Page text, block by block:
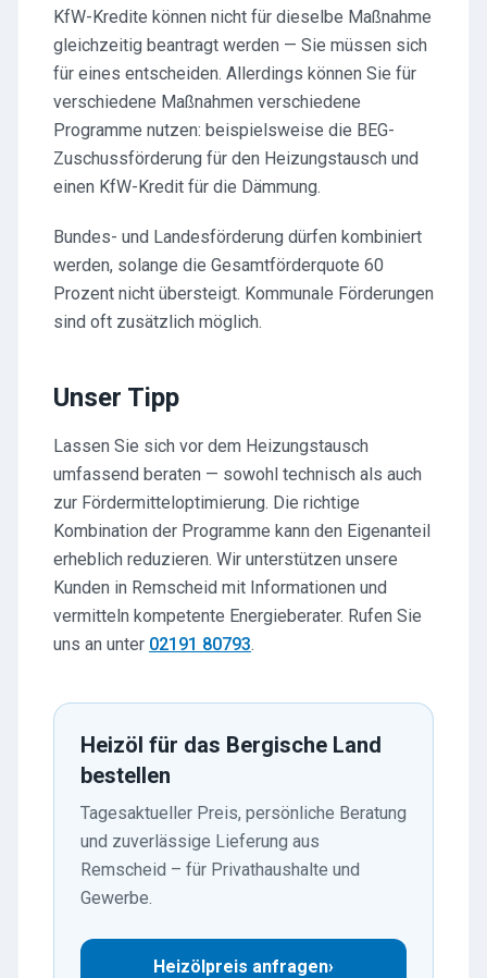
KfW-Kredite können nicht für dieselbe Maßnahme
gleichzeitig beantragt werden — Sie müssen sich
für eines entscheiden. Allerdings können Sie für
verschiedene Maßnahmen verschiedene
Programme nutzen: beispielsweise die BEG-
Zuschussförderung für den Heizungstausch und
einen KfW-Kredit für die Dämmung.
Bundes- und Landesförderung dürfen kombiniert
werden, solange die Gesamtförderquote 60
Prozent nicht übersteigt. Kommunale Förderungen
sind oft zusätzlich möglich.
Unser Tipp
Lassen Sie sich vor dem Heizungstausch
umfassend beraten — sowohl technisch als auch
zur Fördermitteloptimierung. Die richtige
Kombination der Programme kann den Eigenanteil
erheblich reduzieren. Wir unterstützen unsere
Kunden in Remscheid mit Informationen und
vermitteln kompetente Energieberater. Rufen Sie
uns an unter 02191 80793.
Heizöl für das Bergische Land
bestellen
Tagesaktueller Preis, persönliche Beratung
und zuverlässige Lieferung aus
Remscheid – für Privathaushalte und
Gewerbe.
Heizölpreis anfragen›